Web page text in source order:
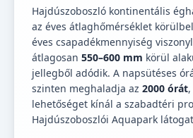
Hajdúszoboszló kontinentális
az éves átlaghőmérséklet
éves csapadékmennyiség
átlagosan 550–600 mm körül
jellegből adódik. A napsütéses
szinten meghaladja az 2000 órát
lehetőséget kínál a szabadtéri
Hajdúszoboszlói Aquapark